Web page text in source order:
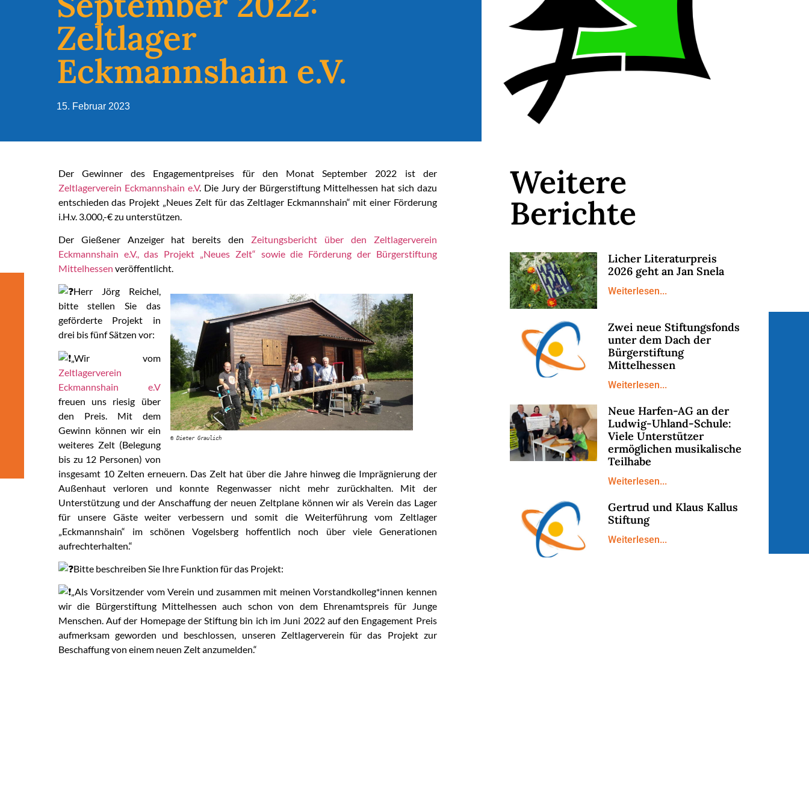
Zeltlager
Eckmannshain e.V.
15. Februar 2023
Der Gewinner des Engagementpreises für den Monat September 2022 ist der
Zeltlagerverein Eckmannshain e.V. Die Jury der Bürgerstiftung Mittelhessen hat sich dazu
entschieden das Projekt „Neues Zelt für das Zeltlager Eckmannshain“ mit einer Förderung
i.H.v. 3.000,-€ zu unterstützen.
Der Gießener Anzeiger hat bereits den Zeitungsbericht über den Zeltlagerverein
Eckmannshain e.V., das Projekt „Neues Zelt“ sowie die Förderung der Bürgerstiftung
Mittelhessen veröffentlicht.
© Dieter Graulich
Herr Jörg Reichel,
bitte stellen Sie das
geförderte Projekt in
drei bis fünf Sätzen vor:
„Wir vom
Zeltlagerverein
Eckmannshain e.V
freuen uns riesig über
den Preis. Mit dem
Gewinn können wir ein
weiteres Zelt (Belegung
bis zu 12 Personen) von
insgesamt 10 Zelten erneuern. Das Zelt hat über die Jahre hinweg die Imprägnierung der
Außenhaut verloren und konnte Regenwasser nicht mehr zurückhalten. Mit der
Unterstützung und der Anschaffung der neuen Zeltplane können wir als Verein das Lager
für unsere Gäste weiter verbessern und somit die Weiterführung vom Zeltlager
„Eckmannshain“ im schönen Vogelsberg hoffentlich noch über viele Generationen
aufrechterhalten.“
Bitte beschreiben Sie Ihre Funktion für das Projekt:
„Als Vorsitzender vom Verein und zusammen mit meinen Vorstandkolleg*innen kennen
wir die Bürgerstiftung Mittelhessen auch schon von dem Ehrenamtspreis für Junge
Menschen. Auf der Homepage der Stiftung bin ich im Juni 2022 auf den Engagement Preis
aufmerksam geworden und beschlossen, unseren Zeltlagerverein für das Projekt zur
Beschaffung von einem neuen Zelt anzumelden.“
Weitere
Berichte
Licher Literaturpreis
2026 geht an Jan Snela
Weiterlesen...
Zwei neue Stiftungsfonds
unter dem Dach der
Bürgerstiftung
Mittelhessen
Weiterlesen...
Neue Harfen-AG an der
Ludwig-Uhland-Schule:
Viele Unterstützer
ermöglichen musikalische
Teilhabe
Weiterlesen...
Gertrud und Klaus Kallus
Stiftung
Weiterlesen...